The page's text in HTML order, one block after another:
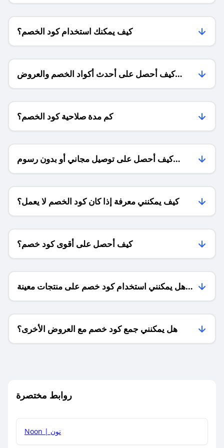
كيف يمكنك استخدام كود الخصم؟
كيف أحصل على أحدث أكواد الخصم والعروض
للمتاجر؟
كم مدة صلاحية كود الخصم؟
كيف أحصل على توصيل مجاني أو بدون رسوم
الشحن ؟
كيف يمكنني معرفة إذا كان كود الخصم لا يعمل؟
كيف أحصل على أقوى كود خصم؟
هل يمكنني استخدام كود خصم على منتجات معينة
فقط؟
هل يمكنني جمع كود خصم مع العروض الأخرى؟
روابط مختصرة
Noon | نون